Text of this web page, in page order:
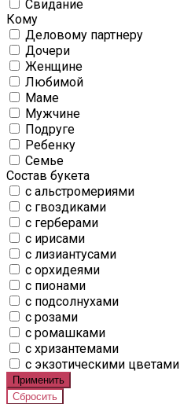
Свидание
Кому
Деловому партнеру
Дочери
Женщине
Любимой
Маме
Мужчине
Подруге
Ребенку
Семье
Состав букета
с альстромериями
с гвоздиками
с герберами
с ирисами
с лизиантусами
с орхидеями
с пионами
с подсолнухами
с розами
с ромашками
с хризантемами
с экзотическими цветами